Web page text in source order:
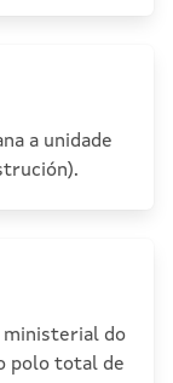
a unidade
ministerial do
polo total de